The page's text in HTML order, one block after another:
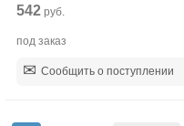
542руб.
под заказ
Сообщить о поступлении